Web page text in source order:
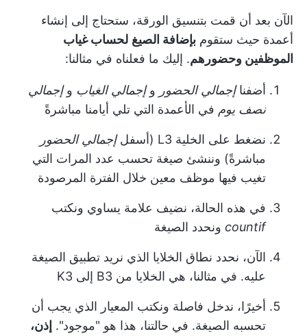
الآن بعد أن قمت بتنسيق الورقة، ستحتاج إلى إنشاء
أعمدة حيث ستقوم بإضافة الصيغ لحساب غياب
الموظفين وحضورهم. إليك ما فعلناه في مثالنا:
أضفناإجمالي الحضور وإجمالي الغياب وإجمالي
نصف يوم في الأعمدة التي تلي أيامنا مباشرةً
نضغط على الخلية L3 (أسفل
إجمالي الحضور
مباشرةً) وننشئ صيغة تحسب عدد المرات التي
تغيب فيها موظف معين خلال الفترة المرصودة
في هذه الحالة، نضيف علامة يساوي ونكتب
countif ونحدد الصيغة
الآن، نحدد نطاق الخلايا الذي نريد تطبيق الصيغة
عليه. في مثالنا، هي الخلايا من B3 إلى K3
أخيرًا، ندخل فاصلة ونكتب المعيار الذي يجب أن
تحسبه الصيغة. في حالتنا، هذا هو "موجود". إذن،